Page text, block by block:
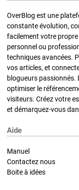
OverBlog est une
constante évolution,
facilement votre
personnel ou
techniques avancées.
vos articles, et
blogueurs passionnés.
optimiser le
visiteurs. Créez votre
et démarquez-vous
Aide
Manuel
Contactez nous
Boite à idées